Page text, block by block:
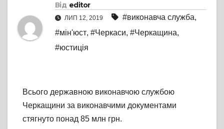
Від editor
ЛИП 12, 2019 #виконавча служба,
#мін'юст, #Черкаси, #Черкащина,
#юстиція
Всього державною виконавчою службою
Черкащини за виконавчими документами
стягнуто понад 85 млн грн.